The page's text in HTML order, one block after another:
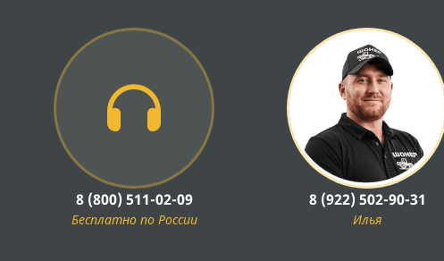
8 (800) 511-02-09
Бесплатно по России
8 (922) 502-90-31
Илья